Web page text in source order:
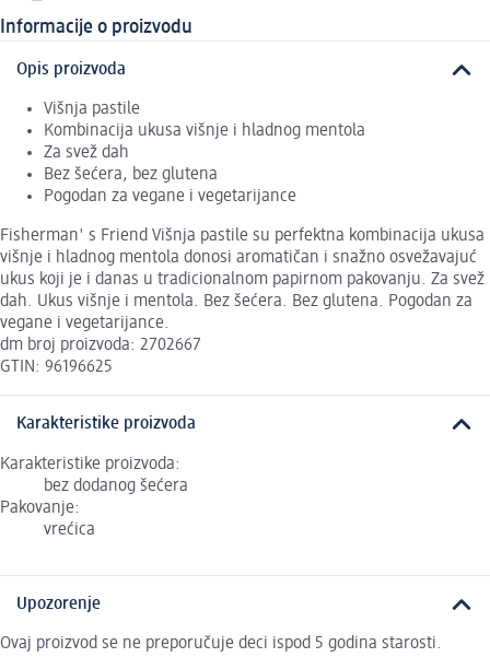
Informacije o proizvodu
Opis proizvoda
Višnja pastile
Kombinacija ukusa višnje i hladnog mentola
Za svež dah
Bez šećera, bez glutena
Pogodan za vegane i vegetarijance
Fisherman' s Friend Višnja pastile su perfektna kombinacija ukusa
višnje i hladnog mentola donosi aromatičan i snažno osvežavajuć
ukus koji je i danas u tradicionalnom papirnom pakovanju. Za svež
dah. Ukus višnje i mentola. Bez šećera. Bez glutena. Pogodan za
vegane i vegetarijance.
dm broj proizvoda: 2702667
GTIN: 96196625
Karakteristike proizvoda
Karakteristike proizvoda:
bez dodanog šećera
Pakovanje:
vrećica
Upozorenje
Ovaj proizvod se ne preporučuje deci ispod 5 godina starosti.